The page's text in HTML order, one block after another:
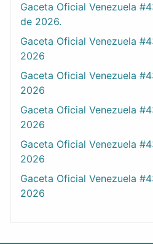
Gaceta Oficial Venezuela
de 2026.
Gaceta Oficial Venezuela
2026
Gaceta Oficial Venezuela
2026
Gaceta Oficial Venezuela
2026
Gaceta Oficial Venezuela
2026
Gaceta Oficial Venezuela
2026